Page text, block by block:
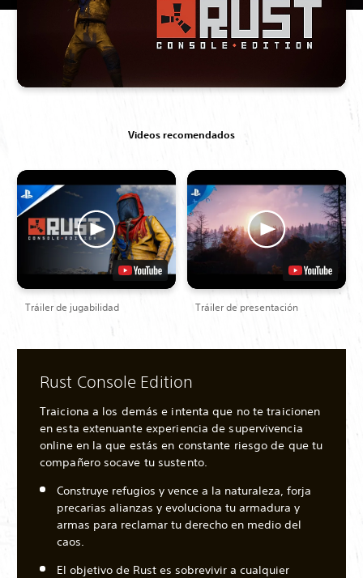
Videos recomendados
Tráiler de jugabilidad Tráiler de presentación
Rust Console Edition
Traiciona a los demás e intenta que no te traicionen
en esta extenuante experiencia de supervivencia
online en la que estás en constante riesgo de que tu
compañero socave tu sustento.
Construye refugios y vence a la naturaleza, forja
precarias alianzas y evoluciona tu armadura y
armas para reclamar tu derecho en medio del
caos.
El objetivo de Rust es sobrevivir a cualquier